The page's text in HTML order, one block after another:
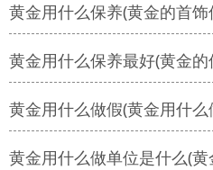
黄金用什么保养(黄金的首饰
黄金用什么保养最好(黄金
黄金用什么做假(黄金用什么
黄金用什么做单位是什么(